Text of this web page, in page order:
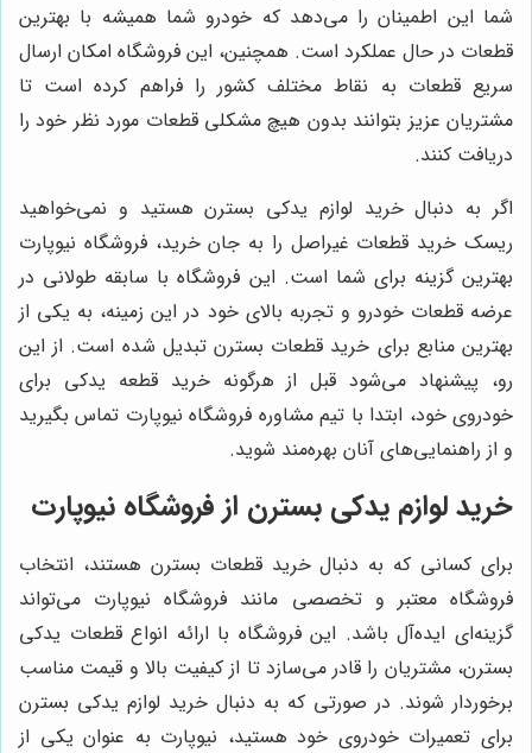
شما این اطمینان را می‌دهد که خودرو شما همیشه با بهترین
قطعات در حال عملکرد است. همچنین، این فروشگاه امکان ارسال
سریع قطعات به نقاط مختلف کشور را فراهم کرده است تا
مشتریان عزیز بتوانند بدون هیچ مشکلی قطعات مورد نظر خود را
دریافت کنند.
اگر به دنبال خرید لوازم یدکی بسترن هستید و نمی‌خواهید
ریسک خرید قطعات غیراصل را به جان خرید، فروشگاه نیوپارت
بهترین گزینه برای شما است. این فروشگاه با سابقه طولانی در
عرضه قطعات خودرو و تجربه بالای خود در این زمینه، به یکی از
بهترین منابع برای خرید قطعات بسترن تبدیل شده است. از این
رو، پیشنهاد می‌شود قبل از هرگونه خرید قطعه یدکی برای
خودروی خود، ابتدا با تیم مشاوره فروشگاه نیوپارت تماس بگیرید
و از راهنمایی‌های آنان بهره‌مند شوید.
خرید لوازم یدکی بسترن از فروشگاه نیوپارت
برای کسانی که به دنبال خرید قطعات بسترن هستند، انتخاب
فروشگاه معتبر و تخصصی مانند فروشگاه نیوپارت می‌تواند
گزینه‌ای ایده‌آل باشد. این فروشگاه با ارائه انواع قطعات یدکی
بسترن، مشتریان را قادر می‌سازد تا از کیفیت بالا و قیمت مناسب
برخوردار شوند. در صورتی که به دنبال خرید لوازم یدکی بسترن
برای تعمیرات خودروی خود هستید، نیوپارت به عنوان یکی از